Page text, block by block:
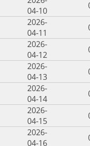
04-10
2026-
04-11
2026-
04-12
2026-
04-13
2026-
04-14
2026-
04-15
2026-
04-16